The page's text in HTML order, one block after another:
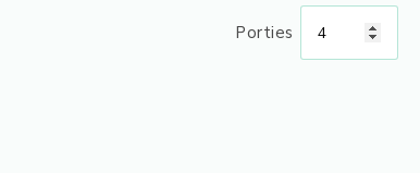
Porties